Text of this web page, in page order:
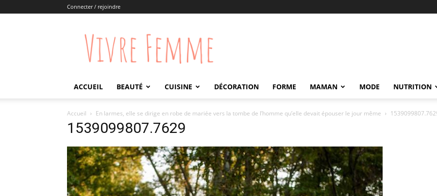
Connecter / rejoindre
Vivre
Femme
ACCUEIL BEAUTÉ CUISINE DÉCORATION FORME MAMAN MODE NUTRITION
Accueil En larmes, elle se dirige en robe de mariée vers la tombe de l’homme qu’elle devait épouser le jour même
1539099807.7629